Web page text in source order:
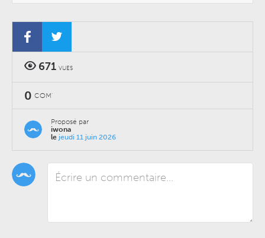
671 VUES
0 COM'
Proposé par
iwona
le jeudi 11 juin 2026